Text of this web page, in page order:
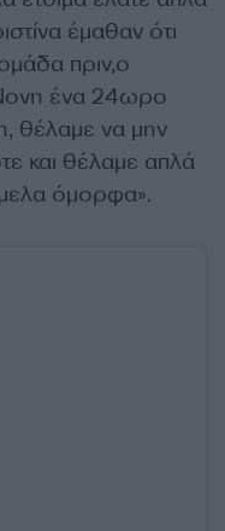
έμαθαν ότι
πριν,ο
ένα 24ωρο
θέλαμε να μην
και θέλαμε απλά
όμορφα».